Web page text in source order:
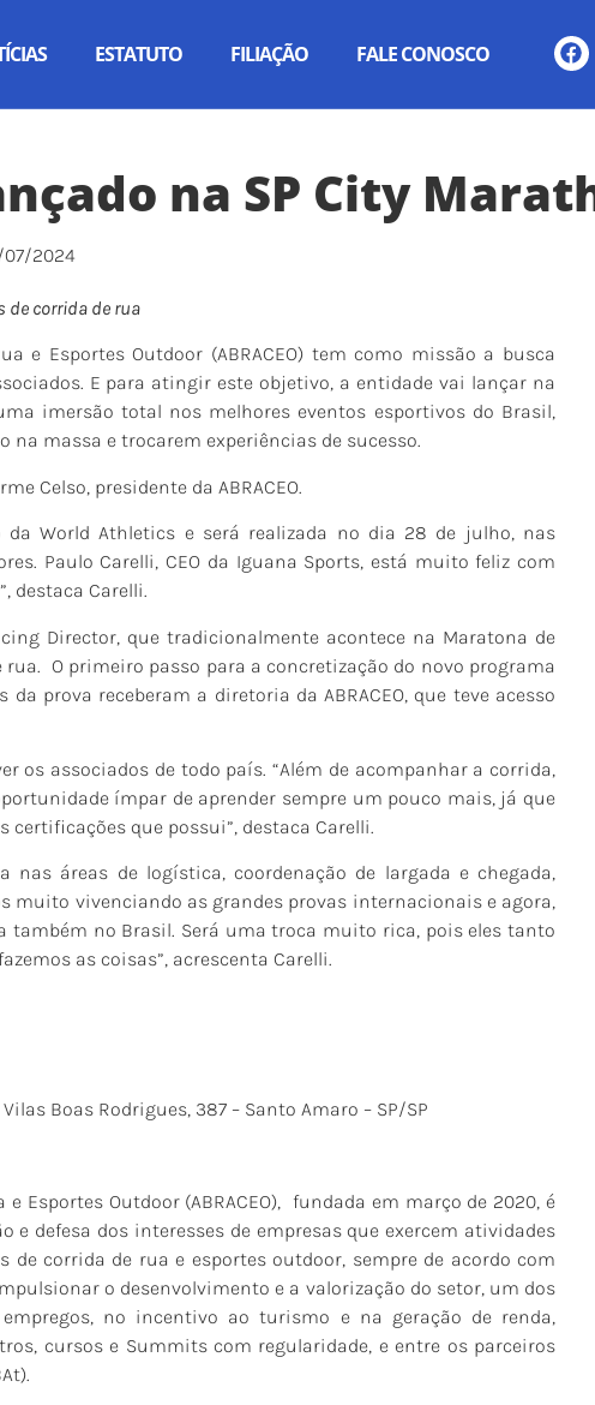
ESTATUTO FILIAÇÃO FALE CONOSCO
na SP City
2024
de corrida de rua
e Esportes Outdoor (ABRACEO) tem como missão a busca
E para atingir este objetivo, a entidade vai lançar na
imersão total nos melhores eventos esportivos do Brasil,
massa e trocarem experiências de sucesso.
Celso, presidente da ABRACEO.
World Athletics e será realizada no dia 28 de julho, nas
Paulo Carelli, CEO da Iguana Sports, está muito feliz com
destaca Carelli.
Director, que tradicionalmente acontece na Maratona de
O primeiro passo para a concretização do novo programa
prova receberam a diretoria da ABRACEO, que teve acesso
os associados de todo país. “Além de acompanhar a corrida,
ímpar de aprender sempre um pouco mais, já que
que possui”, destaca Carelli.
nas áreas de logística, coordenação de largada e chegada,
muito vivenciando as grandes provas internacionais e agora,
também no Brasil. Será uma troca muito rica, pois eles tanto
as coisas”, acrescenta Carelli.
Boas Rodrigues, 387 – Santo Amaro – SP/SP
Esportes Outdoor (ABRACEO), fundada em março de 2020, é
defesa dos interesses de empresas que exercem atividades
de corrida de rua e esportes outdoor, sempre de acordo com
o desenvolvimento e a valorização do setor, um dos
no incentivo ao turismo e na geração de renda,
cursos e Summits com regularidade, e entre os parceiros